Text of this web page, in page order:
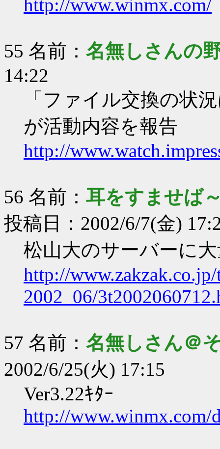
http://www.winmx.com/
55 名前： 名無しさんの
14:22
「ファイル交換の状
が活動内容を報告
http://
56 名前： 耳をすませば
投稿日：2002/6/7(金)
松山大のサーバーに
http://
2002_06/
57 名前： 名無しさん＠
2002/6/25(火) 17:15
Ver3.22ｷﾀｰ
http://www.winmx.com/